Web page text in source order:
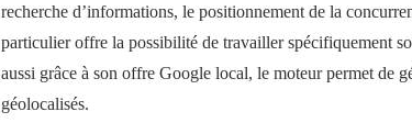
recherche d’informations, le positionnement de la
particulier offre la possibilité de travailler spécifiquement
aussi grâce à son offre Google local, le moteur permet de
géolocalisés.